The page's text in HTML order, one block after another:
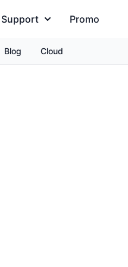
Support Promo
Blog Cloud